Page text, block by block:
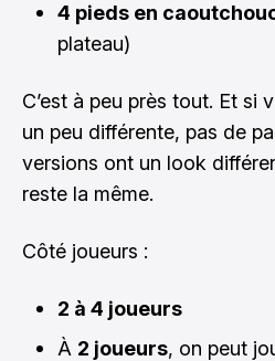
4 pieds en
plateau)
C’est à peu près tout. Et si
un peu différente, pas de
versions ont un look
reste la même.
Côté joueurs :
2 à 4 joueurs
À 2 joueurs, on peut